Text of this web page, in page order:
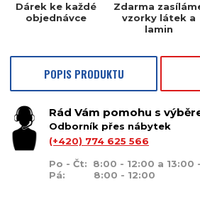
Dárek ke každé
objednávce
Zdarma
vzorky látek a
lamin
POPIS PRODUKTU
Rád Vám pomohu s
Odborník přes nábytek
(+420) 774 625 566
Po - Čt: 8:00 - 12:00 a 13:00
Pá: 8:00 - 12:00